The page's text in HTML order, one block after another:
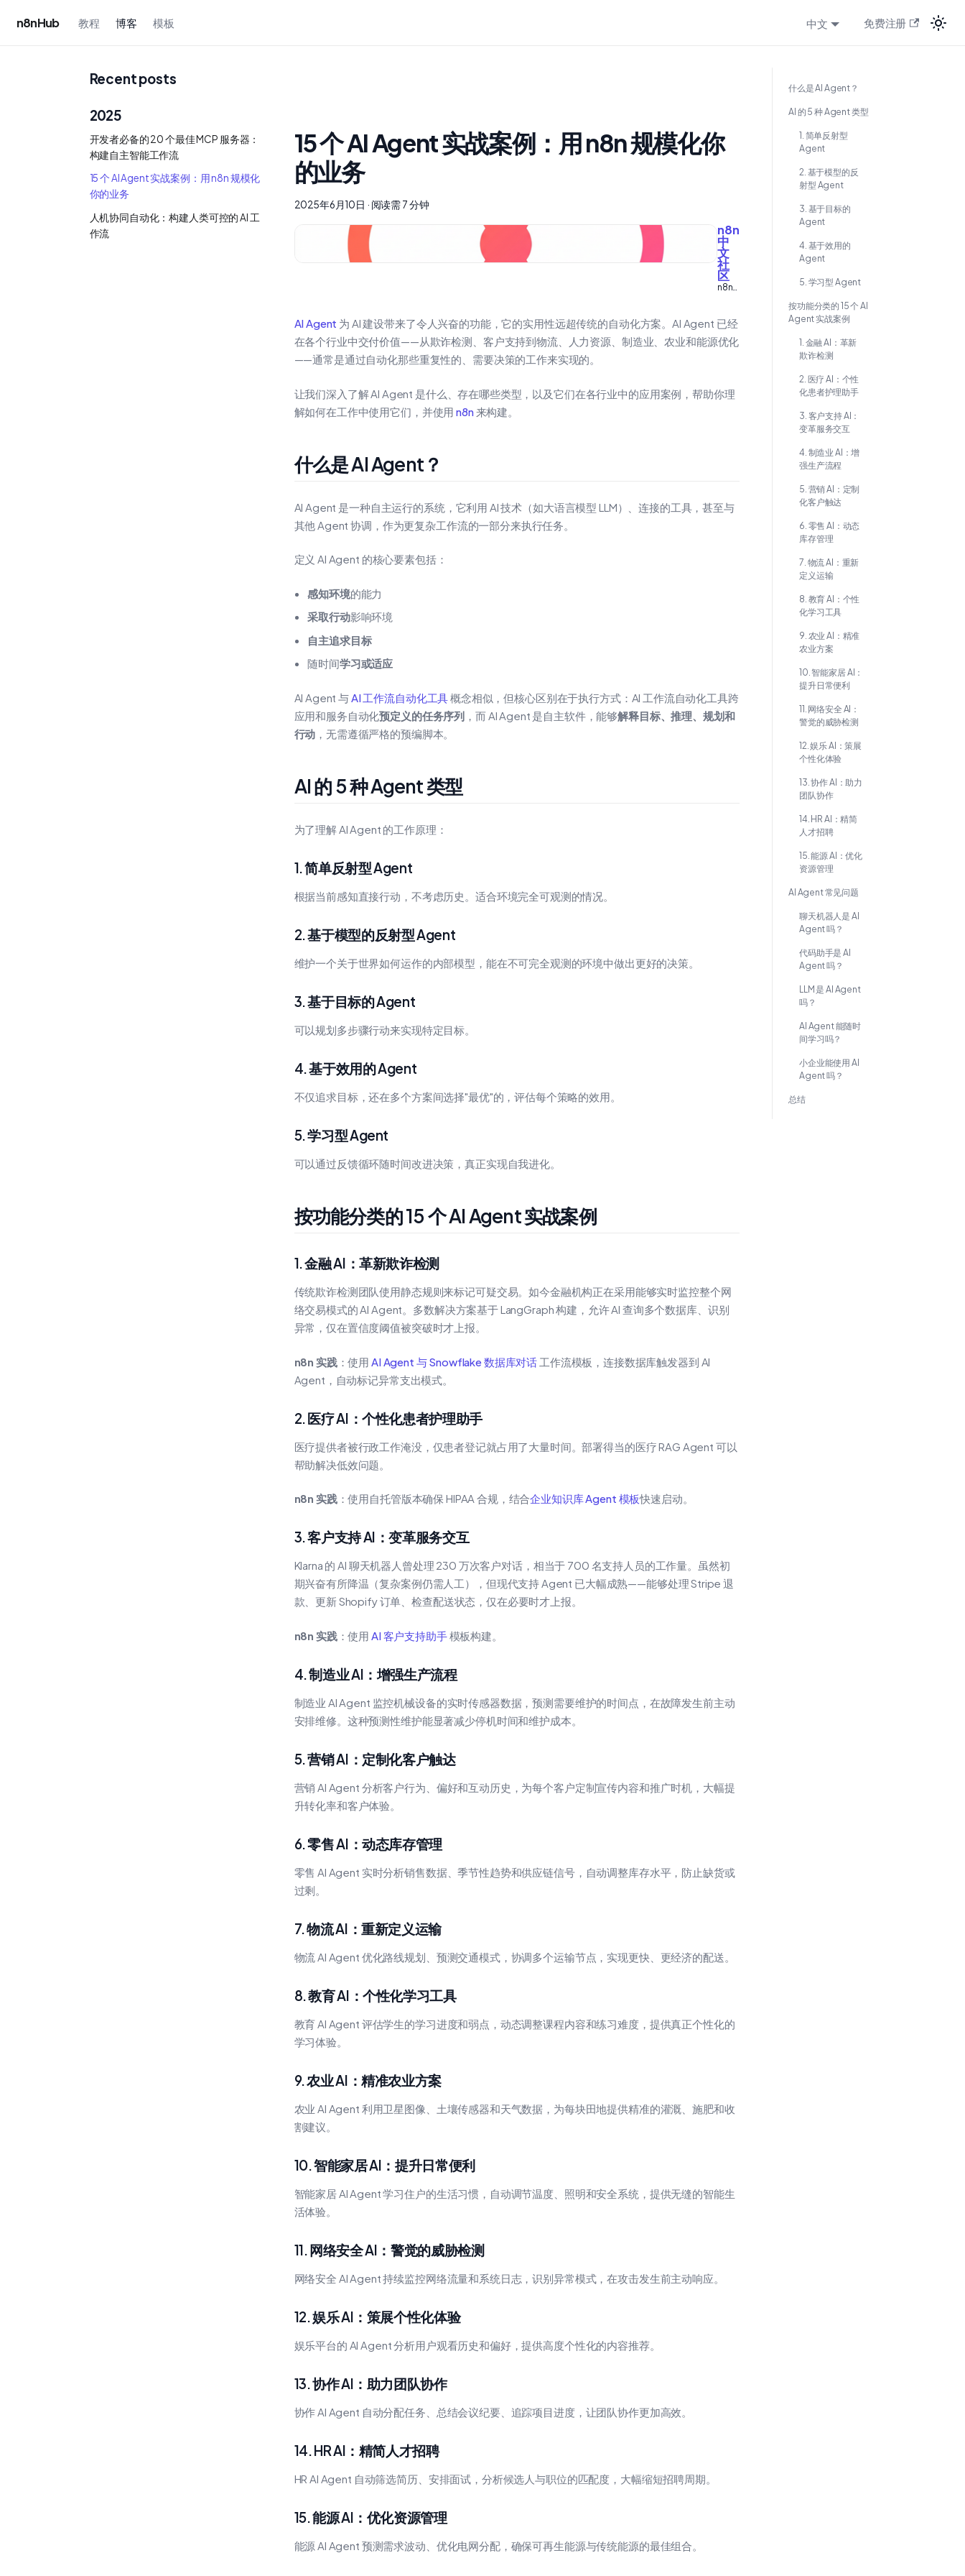
n8nHub 教程 博客 模板 中文 免费注册
Recent posts
2025
开发者必备的 20 个最佳 MCP 服务器：
构建自主智能工作流
15 个 AI Agent 实战案例：用 n8n 规模化
你的业务
人机协同自动化：构建人类可控的 AI 工
作流
15 个 AI Agent 实战案例：用 n8n 规模化你
的业务
2025年6月10日 · 阅读需 7 分钟
n8n
中
文
社
区
n8n
作流
中文
教程
AI Agent 为 AI 建设带来了令人兴奋的功能，它的实用性远超传统的自动化方案。AI Agent 已经
在各个行业中交付价值——从欺诈检测、客户支持到物流、人力资源、制造业、农业和能源优化
——通常是通过自动化那些重复性的、需要决策的工作来实现的。
让我们深入了解 AI Agent 是什么、存在哪些类型，以及它们在各行业中的应用案例，帮助你理
解如何在工作中使用它们，并使用n8n来构建。
什么是 AI Agent？
AI Agent 是一种自主运行的系统，它利用 AI 技术（如大语言模型 LLM）、连接的工具，甚至与
其他 Agent 协调，作为更复杂工作流的一部分来执行任务。
定义 AI Agent 的核心要素包括：
感知环境的能力
采取行动影响环境
自主追求目标
随时间学习或适应
AI Agent 与AI 工作流自动化工具概念相似，但核心区别在于执行方式：AI 工作流自动化工具跨
应用和服务自动化预定义的任务序列 ，而 AI Agent 是自主软件，能够解释目标、推理、规划和
行动 ，无需遵循严格的预编脚本。
AI 的 5 种 Agent 类型
为了理解 AI Agent 的工作原理：
1. 简单反射型 Agent
根据当前感知直接行动，不考虑历史。适合环境完全可观测的情况。
2. 基于模型的反射型 Agent
维护一个关于世界如何运作的内部模型，能在不可完全观测的环境中做出更好的决策。
3. 基于目标的 Agent
可以规划多步骤行动来实现特定目标。
4. 基于效用的 Agent
不仅追求目标，还在多个方案间选择"最优"的，评估每个策略的效用。
5. 学习型 Agent
可以通过反馈循环随时间改进决策，真正实现自我进化。
按功能分类的 15 个 AI Agent 实战案例
1. 金融 AI：革新欺诈检测
传统欺诈检测团队使用静态规则来标记可疑交易。如今金融机构正在采用能够实时监控整个网
络交易模式的 AI Agent。多数解决方案基于 LangGraph 构建，允许 AI 查询多个数据库、识别
异常，仅在置信度阈值被突破时才上报。
n8n 实践：使用AI Agent 与 Snowflake 数据库对话 工作流模板，连接数据库触发器到 AI
Agent，自动标记异常支出模式。
2. 医疗 AI：个性化患者护理助手
医疗提供者被行政工作淹没，仅患者登记就占用了大量时间。部署得当的医疗 RAG Agent 可以
帮助解决低效问题。
n8n 实践：使用自托管版本确保 HIPAA 合规，结合企业知识库 Agent 模板快速启动。
3. 客户支持 AI：变革服务交互
Klarna 的 AI 聊天机器人曾处理 230 万次客户对话，相当于 700 名支持人员的工作量。虽然初
期兴奋有所降温（复杂案例仍需人工），但现代支持 Agent 已大幅成熟——能够处理 Stripe 退
款、更新 Shopify 订单、检查配送状态，仅在必要时才上报。
n8n 实践：使用AI 客户支持助手模板构建。
4. 制造业 AI：增强生产流程
制造业 AI Agent 监控机械设备的实时传感器数据，预测需要维护的时间点，在故障发生前主动
安排维修。这种预测性维护能显著减少停机时间和维护成本。
5. 营销 AI：定制化客户触达
营销 AI Agent 分析客户行为、偏好和互动历史，为每个客户定制宣传内容和推广时机，大幅提
升转化率和客户体验。
6. 零售 AI：动态库存管理
零售 AI Agent 实时分析销售数据、季节性趋势和供应链信号，自动调整库存水平，防止缺货或
过剩。
7. 物流 AI：重新定义运输
物流 AI Agent 优化路线规划、预测交通模式，协调多个运输节点，实现更快、更经济的配送。
8. 教育 AI：个性化学习工具
教育 AI Agent 评估学生的学习进度和弱点，动态调整课程内容和练习难度，提供真正个性化的
学习体验。
9. 农业 AI：精准农业方案
农业 AI Agent 利用卫星图像、土壤传感器和天气数据，为每块田地提供精准的灌溉、施肥和收
割建议。
10. 智能家居 AI：提升日常便利
智能家居 AI Agent 学习住户的生活习惯，自动调节温度、照明和安全系统，提供无缝的智能生
活体验。
11. 网络安全 AI：警觉的威胁检测
网络安全 AI Agent 持续监控网络流量和系统日志，识别异常模式，在攻击发生前主动响应。
12. 娱乐 AI：策展个性化体验
娱乐平台的 AI Agent 分析用户观看历史和偏好，提供高度个性化的内容推荐。
13. 协作 AI：助力团队协作
协作 AI Agent 自动分配任务、总结会议纪要、追踪项目进度，让团队协作更加高效。
14. HR AI：精简人才招聘
HR AI Agent 自动筛选简历、安排面试，分析候选人与职位的匹配度，大幅缩短招聘周期。
15. 能源 AI：优化资源管理
能源 AI Agent 预测需求波动、优化电网分配，确保可再生能源与传统能源的最佳组合。
什么是 AI Agent？
AI 的 5 种 Agent 类型
1. 简单反射型
Agent
2. 基于模型的反
射型 Agent
3. 基于目标的
Agent
4. 基于效用的
Agent
5. 学习型 Agent
按功能分类的 15 个 AI
Agent 实战案例
1. 金融 AI：革新
欺诈检测
2. 医疗 AI：个性
化患者护理助手
3. 客户支持 AI：
变革服务交互
4. 制造业 AI：增
强生产流程
5. 营销 AI：定制
化客户触达
6. 零售 AI：动态
库存管理
7. 物流 AI：重新
定义运输
8. 教育 AI：个性
化学习工具
9. 农业 AI：精准
农业方案
10. 智能家居 AI：
提升日常便利
11. 网络安全 AI：
警觉的威胁检测
12. 娱乐 AI：策展
个性化体验
13. 协作 AI：助力
团队协作
14. HR AI：精简
人才招聘
15. 能源 AI：优化
资源管理
AI Agent 常见问题
聊天机器人是 AI
Agent 吗？
代码助手是 AI
Agent 吗？
LLM 是 AI Agent
吗？
AI Agent 能随时
间学习吗？
小企业能使用 AI
Agent 吗？
总结